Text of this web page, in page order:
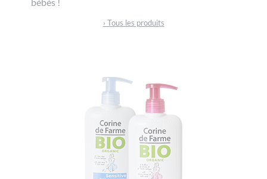
› Tous les produits